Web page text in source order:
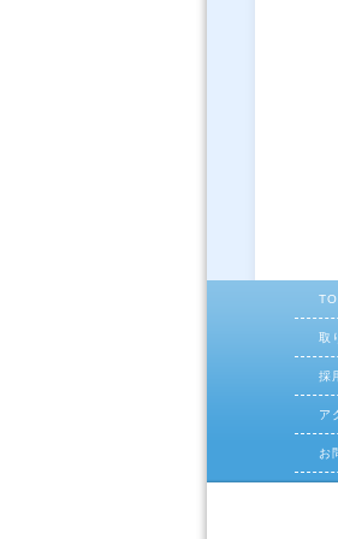
取
採
ア
お